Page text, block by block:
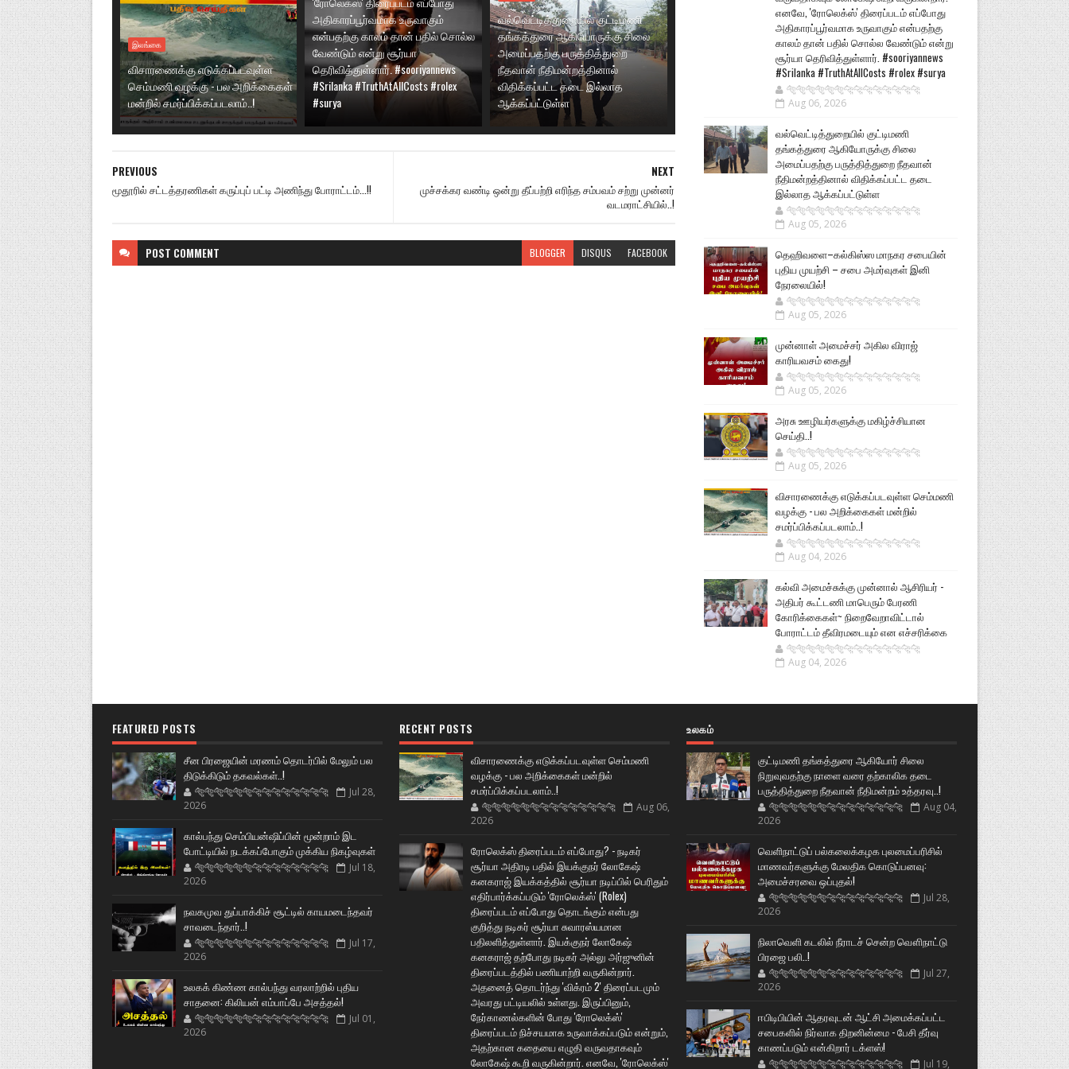
இலங்கை
விசாரணைக்கு எடுக்கப்படவுள்ள
செம்மணி வழக்கு - பல அறிக்கைகள்
மன்றில் சமர்ப்பிக்கப்படலாம்..!
அதிகாரப்பூர்வமாக உருவாகும்
என்பதற்கு காலம் தான் பதில் சொல்ல
வேண்டும் என்று சூர்யா
தெரிவித்துள்ளார். #sooriyannews
#Srilanka #TruthAtAllCosts #rolex
#surya
வல்வெட்டித்துறையில் குட்டிமணி
தங்கத்துரை ஆகியோருக்கு சிலை
அமைப்பதற்கு பருத்தித்துறை
நீதவான் நீதிமன்றத்தினால்
விதிக்கப்பட்ட தடை இல்லாத
ஆக்கப்பட்டுள்ள
NEXT
முச்சக்கர வண்டி ஒன்று தீப்பற்றி எரிந்த சம்பவம் சற்று முன்னர்
வடமராட்சியில்..!
PREVIOUS
மூதூரில் சட்டத்தரணிகள் கருப்புப் பட்டி அணிந்து போராட்டம்...!!
POST COMMENT BLOGGER DISQUS FACEBOOK
எனவே, 'ரோலெக்ஸ்' திரைப்படம் எப்போது
அதிகாரப்பூர்வமாக உருவாகும் என்பதற்கு
காலம் தான் பதில் சொல்ல வேண்டும் என்று
சூர்யா தெரிவித்துள்ளார். #sooriyannews
#Srilanka #TruthAtAllCosts #rolex #surya
🐅🐅🐅🐅🐅🐅🐆🐆🐆🐆🐆🐆🐆🐆
Aug 06, 2026
வல்வெட்டித்துறையில் குட்டிமணி
தங்கத்துரை ஆகியோருக்கு சிலை
அமைப்பதற்கு பருத்தித்துறை நீதவான்
நீதிமன்றத்தினால் விதிக்கப்பட்ட தடை
இல்லாத ஆக்கப்பட்டுள்ள
🐅🐅🐅🐅🐅🐅🐆🐆🐆🐆🐆🐆🐆🐆
Aug 05, 2026
தெஹிவளை–கல்கிஸ்ஸ மாநகர சபையின்
புதிய முயற்சி – சபை அமர்வுகள் இனி
நேரலையில்!
🐅🐅🐅🐅🐅🐅🐆🐆🐆🐆🐆🐆🐆🐆
Aug 05, 2026
முன்னாள் அமைச்சர் அகில விராஜ்
காரியவசம் கைது!
🐅🐅🐅🐅🐅🐅🐆🐆🐆🐆🐆🐆🐆🐆
Aug 05, 2026
அரசு ஊழியர்களுக்கு மகிழ்ச்சியான
செய்தி..!
🐅🐅🐅🐅🐅🐅🐆🐆🐆🐆🐆🐆🐆🐆
Aug 05, 2026
விசாரணைக்கு எடுக்கப்படவுள்ள செம்மணி
வழக்கு - பல அறிக்கைகள் மன்றில்
சமர்ப்பிக்கப்படலாம்..!
🐅🐅🐅🐅🐅🐅🐆🐆🐆🐆🐆🐆🐆🐆
Aug 04, 2026
கல்வி அமைச்சுக்கு முன்னால் ஆசிரியர் -
அதிபர் கூட்டணி மாபெரும் பேரணி
கோரிக்கைகள்~ நிறைவேறாவிட்டால்
போராட்டம் தீவிரமடையும் என எச்சரிக்கை
🐅🐅🐅🐅🐅🐅🐆🐆🐆🐆🐆🐆🐆🐆
Aug 04, 2026
FEATURED POSTS
சீன பிரஜையின் மரணம் தொடர்பில் மேலும் பல
திடுக்கிடும் தகவல்கள்..!
🐅🐅🐅🐅🐅🐅🐆🐆🐆🐆🐆🐆🐆🐆
Jul 28,
2026
கால்பந்து செம்பியன்ஷிப்பின் மூன்றாம் இட
போட்டியில் நடக்கப்போகும் முக்கிய நிகழ்வுகள்
🐅🐅🐅🐅🐅🐅🐆🐆🐆🐆🐆🐆🐆🐆
Jul 18,
2026
நவகமுவ துப்பாக்கிச் சூட்டில் காயமடைந்தவர்
சாவடைந்தார்..!
🐅🐅🐅🐅🐅🐅🐆🐆🐆🐆🐆🐆🐆🐆
Jul 17,
2026
உலகக் கிண்ண கால்பந்து வரலாற்றில் புதிய
சாதனை: கிலியன் எம்பாப்பே அசத்தல்!
🐅🐅🐅🐅🐅🐅🐆🐆🐆🐆🐆🐆🐆🐆
Jul 01,
2026
RECENT POSTS
விசாரணைக்கு எடுக்கப்படவுள்ள செம்மணி
வழக்கு - பல அறிக்கைகள் மன்றில்
சமர்ப்பிக்கப்படலாம்..!
🐅🐅🐅🐅🐅🐅🐆🐆🐆🐆🐆🐆🐆🐆
Aug 06,
2026
ரோலெக்ஸ் திரைப்படம் எப்போது? - நடிகர்
சூர்யா அதிரடி பதில் இயக்குநர் லோகேஷ்
கனகராஜ் இயக்கத்தில் சூர்யா நடிப்பில் பெரிதும்
எதிர்பார்க்கப்படும் 'ரோலெக்ஸ்' (Rolex)
திரைப்படம் எப்போது தொடங்கும் என்பது
குறித்து நடிகர் சூர்யா சுவாரஸ்யமான
பதிலளித்துள்ளார். இயக்குநர் லோகேஷ்
கனகராஜ் தற்போது நடிகர் அல்லு அர்ஜுனின்
திரைப்படத்தில் பணியாற்றி வருகின்றார்.
அதனைத் தொடர்ந்து 'விக்ரம் 2' திரைப்படமும்
அவரது பட்டியலில் உள்ளது. இருப்பினும்,
நேர்காணல்களின் போது 'ரோலெக்ஸ்'
திரைப்படம் நிச்சயமாக உருவாக்கப்படும் என்றும்,
அதற்கான கதையை எழுதி வருவதாகவும்
லோகேஷ் கூறி வருகின்றார். எனவே, 'ரோலெக்ஸ்'
உலகம்
குட்டிமணி தங்கத்துரை ஆகியோர் சிலை
நிறுவுவதற்கு நாளை வரை தற்காலிக தடை
பருத்தித்துறை நீதவான் நீதிமன்றம் உத்தரவு..!
🐅🐅🐅🐅🐅🐅🐆🐆🐆🐆🐆🐆🐆🐆
Aug 04,
2026
வெளிநாட்டுப் பல்கலைக்கழக புலமைப்பரிசில்
மாணவர்களுக்கு மேலதிக கொடுப்பனவு:
அமைச்சரவை ஒப்புதல்!
🐅🐅🐅🐅🐅🐅🐆🐆🐆🐆🐆🐆🐆🐆
Jul 28,
2026
நிலாவெளி கடலில் நீராடச் சென்ற வௌிநாட்டு
பிரஜை பலி..!
🐅🐅🐅🐅🐅🐅🐆🐆🐆🐆🐆🐆🐆🐆
Jul 27,
2026
ஈபிடிபியின் ஆதரவுடன் ஆட்சி அமைக்கப்பட்ட
சபைகளில் நிர்வாக திறனின்மை - பேசி தீர்வு
காணப்படும் என்கிறார் டக்ளஸ்!
🐅🐅🐅🐅🐅🐅🐆🐆🐆🐆🐆🐆🐆🐆 Jul 19,